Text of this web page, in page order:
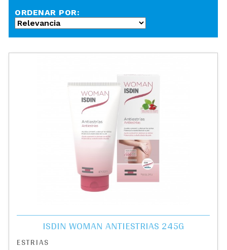
ORDENAR POR:
ISDIN WOMAN ANTIESTRIAS 245G
ESTRIAS